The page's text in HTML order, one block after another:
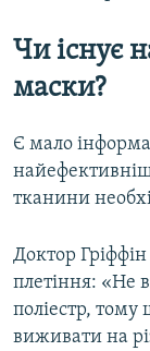
Чи існує
маски?
Є мало
тканини
Доктор
плетіння: «Не
поліестр, тому
виживати на